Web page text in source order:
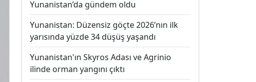
Yunanistan’da gündem oldu
Yunanistan: Düzensiz göçte 2026’nın ilk
yarısında yüzde 34 düşüş yaşandı
Yunanistan'ın Skyros Adası ve Agrinio
ilinde orman yangını çıktı